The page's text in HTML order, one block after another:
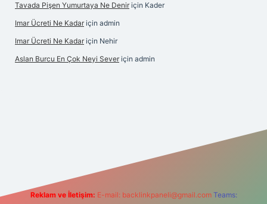
Tavada Pişen Yumurtaya Ne Denir için Kader
Imar Ücreti Ne Kadar için admin
Imar Ücreti Ne Kadar için Nehir
Aslan Burcu En Çok Neyi Sever için admin
elexbetgiris.org
Reklam ve İletişim: E-mail: backlinkpaneli@gmail.com Teams: